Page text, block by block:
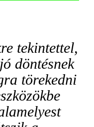
tekintettel,
döntésnek
törekedni